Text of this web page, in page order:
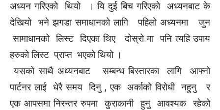
अध्यन गरिएको थियो । यि दुई बिच गरिएको अध्यनबाट के
देखियो भने झगडा समाधानको लागि पहिलो अध्यनमा जुन
सामाधानको लिस्ट दिएका थिए दोस्रो मा पनि त्यहि उपाय
हरुको लिस्ट प्राप्त भएको थियो ।
यसको साथै अध्यनबाट सम्बन्ध बिस्तारका लागि आफ्नो
पार्टनर लाई धेरै समय दिनु , एक अर्काको विरोधी नहुनु र
एक आपसमा निरन्तर रुपमा कुराकानी हुनु आवश्यक रहेको